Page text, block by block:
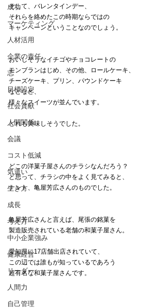
成功
マーケティング
人材活用
企業の責任
志
目標設定
社会貢献
人間関係
会議
コスト低減
気遣い
生き方
成長
考え方
中小企業強み
健康経営
リーダー
人間力
自己管理
そして、バレンタインデー、
それらを絡めたこの時期ならではの
キャンペーンということなのでしょう。
おいしそうなイチゴやチョコレートの
モンブランはじめ、その他、ロールケーキ、
チーズケーキ、プリン、パウンドケーキ
などなど、
様々なスイーツが並んでいます。
どれも美味しそうでした。
どこの洋菓子屋さんのチラシなんだろう？
と思って、チラシの中をよく見てみると、
ナント、亀屋芳広さんのものでした。
亀屋芳広さんと言えば、尾張の銘菓を
製造販売されている老舗の和菓子屋さん。
愛知県に17店舗出店されていて、
この辺では誰もが知っているであろう
超有名な和菓子屋さんです。